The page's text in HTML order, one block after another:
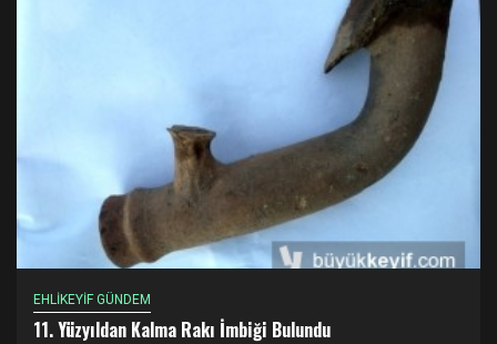
EHLİKEYİF GÜNDEM
11. Yüzyıldan Kalma Rakı İmbiği Bulundu